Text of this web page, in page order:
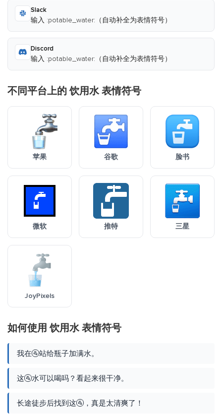
Slack
输入 :potable_water:（自动补全为表情符号）
Discord
输入 :potable_water:（自动补全为表情符号）
不同平台上的 饮用水 表情符号
苹果 谷歌 脸书
微软 推特 三星
JoyPixels
如何使用 饮用水 表情符号
我在🚰站给瓶子加满水。
这🚰水可以喝吗？看起来很干净。
长途徒步后找到这🚰，真是太清爽了！